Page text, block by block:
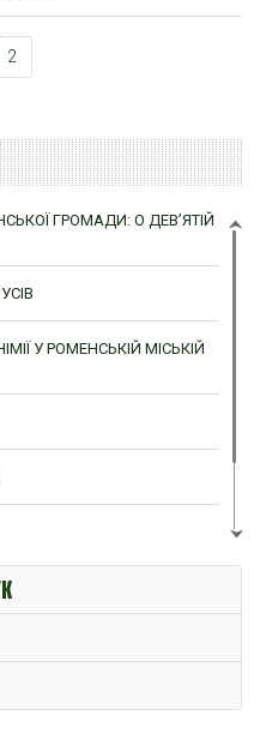
2
ГРОМАДИ: О ДЕВ’ЯТІЙ
У РОМЕНСЬКІЙ МІСЬКІЙ